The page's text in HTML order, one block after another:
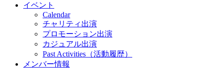
イベント
Calendar
チャリティ出演
プロモーション出演
カジュアル出演
Past Activities（活動履歴）
メンバー情報